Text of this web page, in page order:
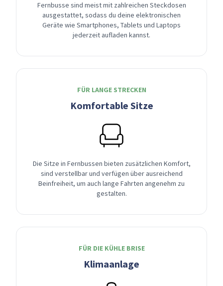
Fernbusse sind meist mit zahlreichen Steckdosen
ausgestattet, sodass du deine elektronischen
Geräte wie Smartphones, Tablets und Laptops
jederzeit aufladen kannst.
FÜR LANGE STRECKEN
Komfortable Sitze
Die Sitze in Fernbussen bieten zusätzlichen Komfort,
sind verstellbar und verfügen über ausreichend
Beinfreiheit, um auch lange Fahrten angenehm zu
gestalten.
FÜR DIE KÜHLE BRISE
Klimaanlage